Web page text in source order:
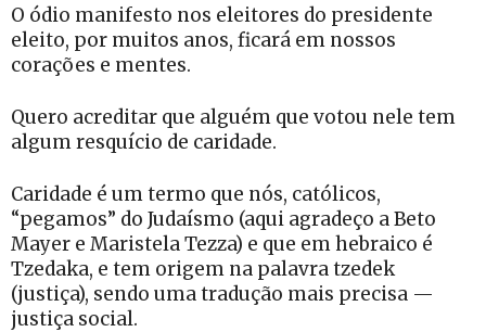
O ódio manifesto nos eleitores do presidente
eleito, por muitos anos, ficará em nossos
corações e mentes.
Quero acreditar que alguém que votou nele tem
algum resquício de caridade.
Caridade é um termo que nós, católicos,
“pegamos” do Judaísmo (aqui agradeço a Beto
Mayer e Maristela Tezza) e que em hebraico é
Tzedaka, e tem origem na palavra tzedek
(justiça), sendo uma tradução mais precisa —
justiça social.